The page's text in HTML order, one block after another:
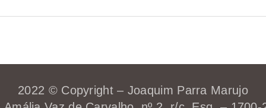
2022 © Copyright – Joaquim Parra Marujo